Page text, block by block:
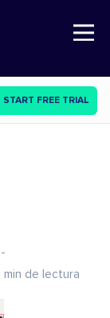
Open Nav
START FREE TRIAL
min de lectura